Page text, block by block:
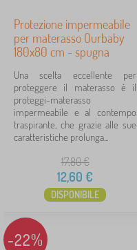
Protezione impermeabile
per materasso Ourbaby
180x80 cm - spugna
Una scelta eccellente per
proteggere il materasso è il
proteggi-materasso
impermeabile e al contempo
traspirante, che grazie alle sue
caratteristiche prolunga...
17,80€
12,60 €
DISPONIBILE
-22%